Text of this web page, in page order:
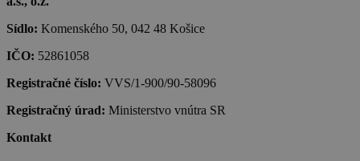
Sídlo: Komenského 50, 042 48 Košice
IČO: 52861058
Registračné číslo: VVS/1-900/90-58096
Registračný úrad: Ministerstvo vnútra SR
Kontakt